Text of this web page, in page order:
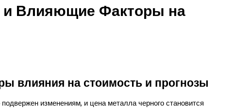
и Влияющие Факторы на
влияния на стоимость и прогнозы
изменениям, и цена металла черного становится